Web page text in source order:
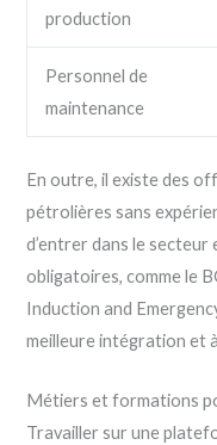
production
Personnel de
maintenance
En outre, il existe des
pétrolières sans
d’entrer dans le
obligatoires, comme le
Induction and
meilleure intégration et
Métiers et formations
Travailler sur une